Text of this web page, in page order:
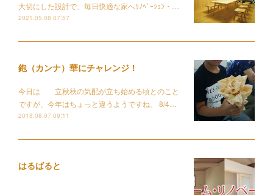
大切にした設計で、毎日快適な家へﾘﾉﾍﾞｰｼｮﾝ・…
2021.05.08 07:57
鉋（カンナ）華にチャレンジ！
今日は 立秋秋の気配が立ち始める頃とのこと
ですが、今年はちょっと違うようですね。 8/4…
2018.08.07 09:11
はるばると